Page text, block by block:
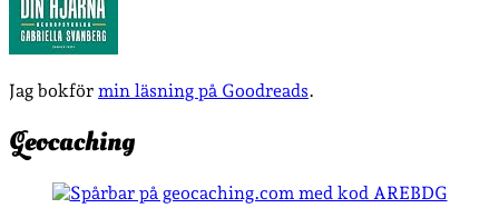
Jag bokför min läsning på Goodreads.
Geocaching